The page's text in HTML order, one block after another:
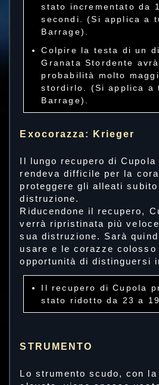
stato incrementato da
secondi. (Si applica a
Barrage).
Colpire la testa di un
Granata Stordente
probabilità molto
stordirlo. (Si applica a
Barrage).
Exocorazza: Krieger
Il lungo recupero di Cupola
rendeva difficile per la
proteggere gli alleati subito
distruzione.
Riducendone il recupero,
verrà ripristinata più
sua distruzione. Sarà
usare e le corazze colosso
opportunità di distinguersi
Il recupero di Cupola
stato ridotto da 23 a 19
STRUMENTO
Lo strumento scudo, con